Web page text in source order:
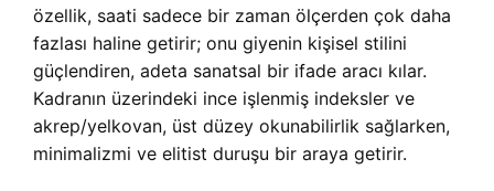
özellik, saati sadece bir zaman ölçerden çok daha
fazlası haline getirir; onu giyenin kişisel stilini
güçlendiren, adeta sanatsal bir ifade aracı kılar.
Kadranın üzerindeki ince işlenmiş indeksler ve
akrep/yelkovan, üst düzey okunabilirlik sağlarken,
minimalizmi ve elitist duruşu bir araya getirir.